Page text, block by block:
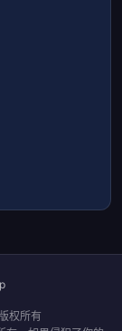
权所有